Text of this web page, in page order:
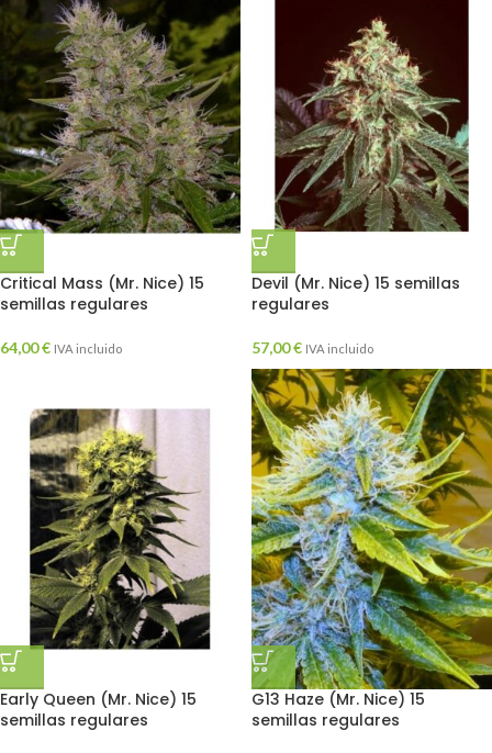
Critical Mass (Mr. Nice) 15
semillas regulares
64,00€ IVA incluido
Devil (Mr. Nice) 15 semillas
regulares
57,00€ IVA incluido
Early Queen (Mr. Nice) 15
semillas regulares
G13 Haze (Mr. Nice) 15
semillas regulares